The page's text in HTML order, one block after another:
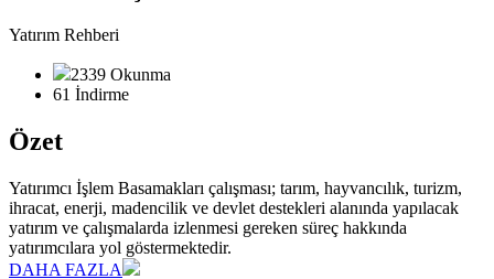
Yatırım Rehberi
2339 Okunma
61 İndirme
Özet
Yatırımcı İşlem Basamakları çalışması; tarım, hayvancılık, turizm,
ihracat, enerji, madencilik ve devlet destekleri alanında yapılacak
yatırım ve çalışmalarda izlenmesi gereken süreç hakkında
yatırımcılara yol göstermektedir.
DAHA FAZLA